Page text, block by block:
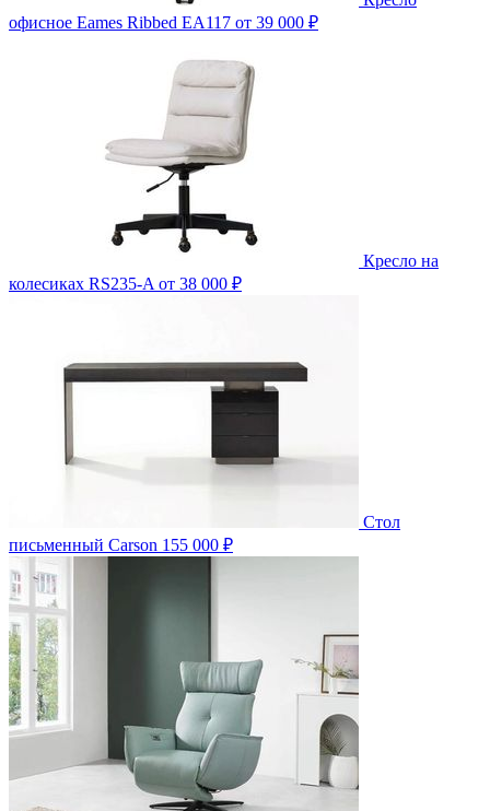
офисное Eames Ribbed EA117 от 39 000 ₽
Кресло на
колесиках RS235-A от 38 000 ₽
Стол
письменный Carson 155 000 ₽